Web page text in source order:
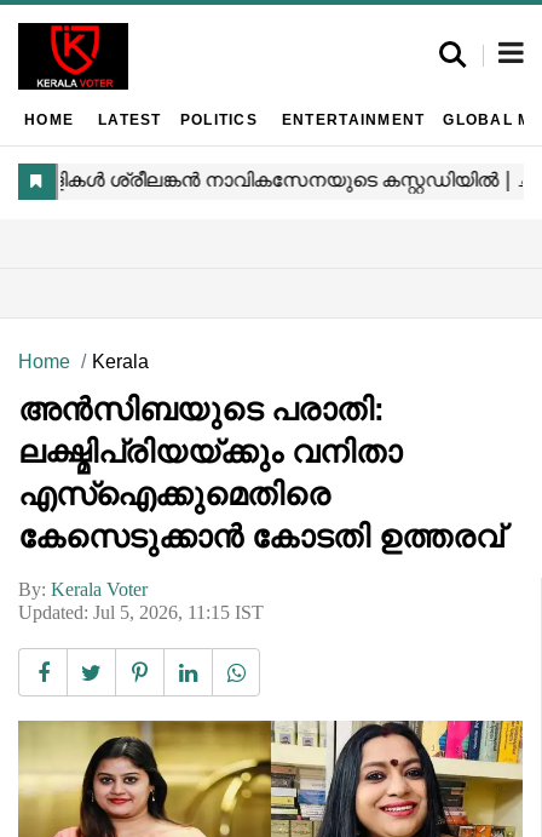
HOME LATEST POLITICS ENTERTAINMENT GLOBAL
Home Kerala
അൻസിബയുടെ പരാതി:
ലക്ഷ്മിപ്രിയയ്ക്കും വനിതാ
എസ്‌ഐക്കുമെതിരെ
കേസെടുക്കാൻ കോടതി ഉത്തരവ്
By: Kerala Voter
Updated: Jul 5, 2026, 11:15 IST